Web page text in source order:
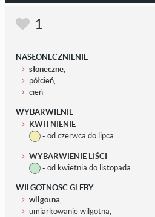
1
NASŁONECZNIENIE
słoneczne,
półcień,
cień
WYBARWIENIE
KWITNIENIE
- od czerwca do lipca
WYBARWIENIE LIŚCI
- od kwietnia do listopada
WILGOTNOŚĆ GLEBY
wilgotna,
umiarkowanie wilgotna,